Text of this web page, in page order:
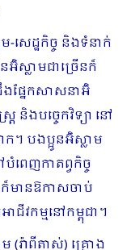
េដ្ឋកិច្ច និងទំនាក់
អ៊ិស្លាមជាច្រើន​ក៏​
ផ្នែកសាសនាអ៊ិ
និងបច្ចេកវិទ្យា នៅ
។ បងប្អូនអ៊ិស្លាម​
ពេញកាតព្វកិច្ច
មាន​ឱកាស​ចាប់
ជីវកម្ម​នៅកម្ពុជា។
ម (រ៉ាពីតាស់) គ្រោង